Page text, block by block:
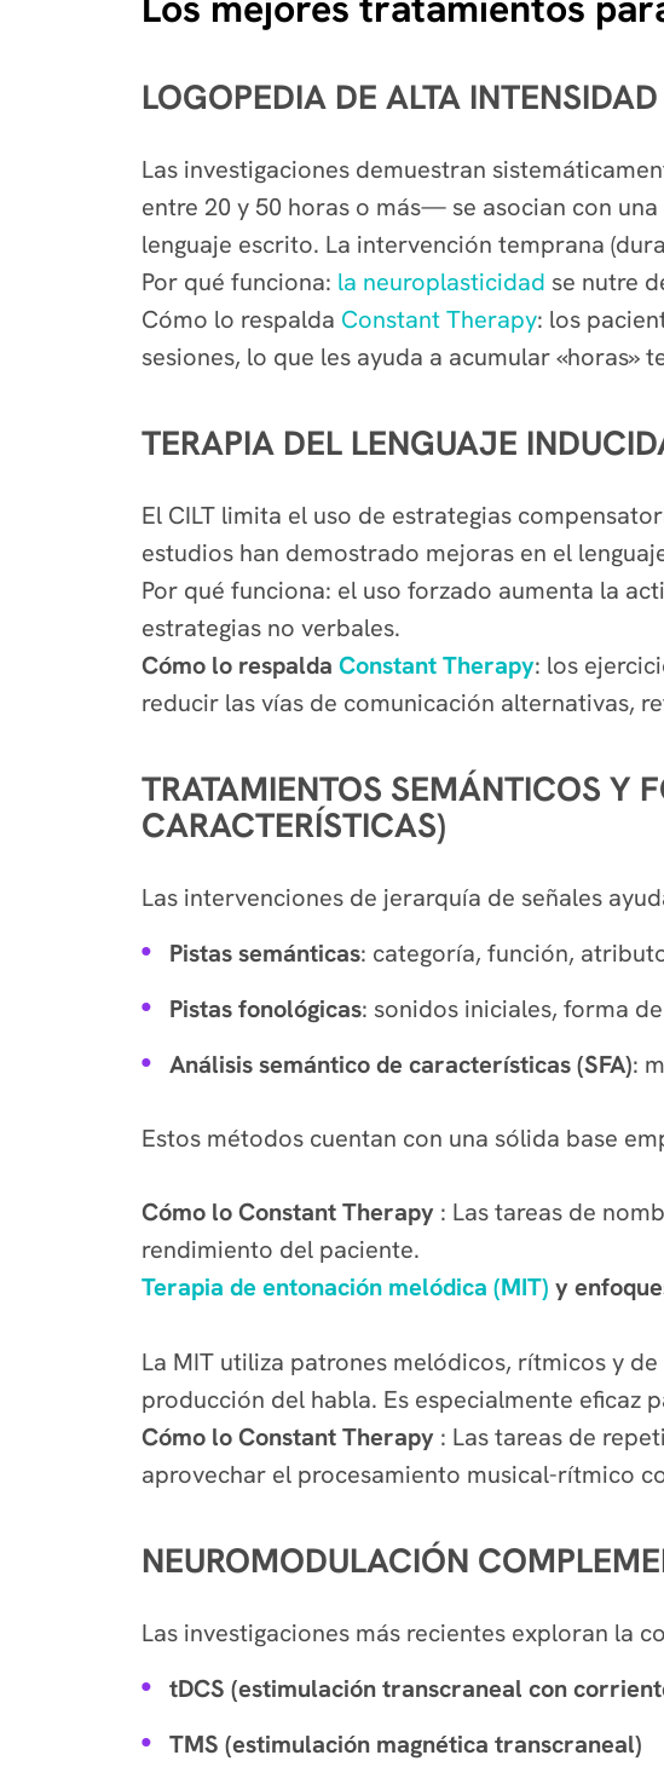
LOGOPEDIA DE ALTA INTENSIDAD
Las investigaciones demuestran
entre 20 y 50 horas o más— se asocian con
lenguaje escrito. La intervención temprana
Por qué funciona: la neuroplasticidad se nutre
Cómo lo respalda Constant Therapy: los
sesiones, lo que les ayuda a acumular «horas»
TERAPIA DEL LENGUAJE
El CILT limita el uso de estrategias
estudios han demostrado mejoras en el
Por qué funciona: el uso forzado aumenta la
estrategias no verbales.
Cómo lo respalda Constant Therapy: los
reducir las vías de comunicación alternativas,
TRATAMIENTOS SEMÁNTICOS Y
CARACTERÍSTICAS)
Las intervenciones de jerarquía de señales
Pistas semánticas: categoría, función,
Pistas fonológicas: sonidos iniciales, forma
Análisis semántico de características (SFA):
Estos métodos cuentan con una sólida base
Cómo lo Constant Therapy : Las tareas de
rendimiento del paciente.
Terapia de entonación melódica (MIT) y
La MIT utiliza patrones melódicos, rítmicos y
producción del habla. Es especialmente eficaz
Cómo lo Constant Therapy : Las tareas de
aprovechar el procesamiento musical-rítmico
NEUROMODULACIÓN
Las investigaciones más recientes exploran la
tDCS (estimulación transcraneal con
TMS (estimulación magnética transcraneal)